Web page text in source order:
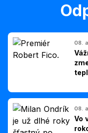
08.
08.
Vo